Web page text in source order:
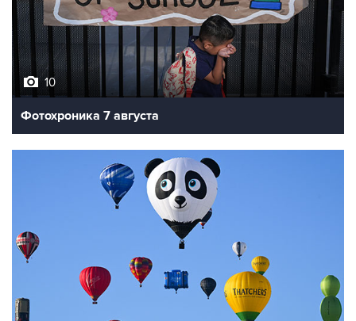
10
Фотохроника 7 августа